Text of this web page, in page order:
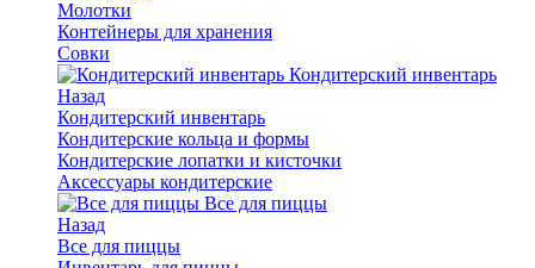
Молотки
Контейнеры для хранения
Совки
Кондитерский инвентарь
Назад
Кондитерский инвентарь
Кондитерские кольца и формы
Кондитерские лопатки и кисточки
Аксессуары кондитерские
Все для пиццы
Назад
Все для пиццы